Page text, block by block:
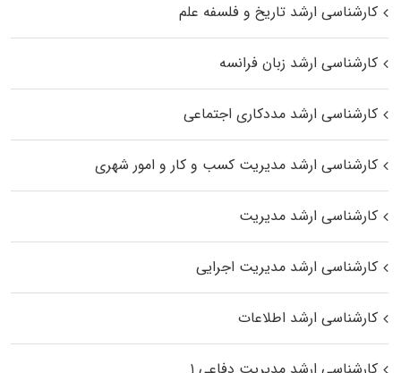
کارشناسی ارشد تاریخ و فلسفه علم
کارشناسی ارشد زبان فرانسه
کارشناسی ارشد مددکاری اجتماعی
کارشناسی ارشد مدیریت کسب و کار و امور شهری
کارشناسی ارشد مدیریت
کارشناسی ارشد مدیریت اجرایی
کارشناسی ارشد اطلاعات